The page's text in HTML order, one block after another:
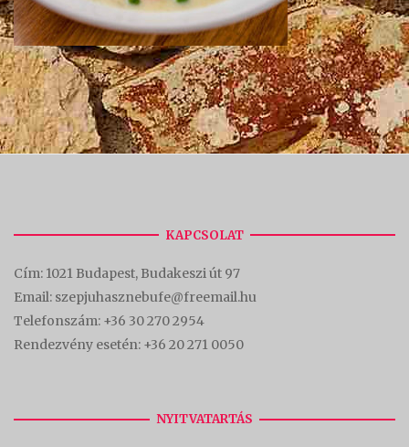
KAPCSOLAT
Cím: 1021 Budapest, Budakeszi út 97
Email: szepjuhasznebufe@freemail.hu
Telefonszám: +36 30 270 2954
Rendezvény esetén: +36 20 271 0050
NYITVATARTÁS